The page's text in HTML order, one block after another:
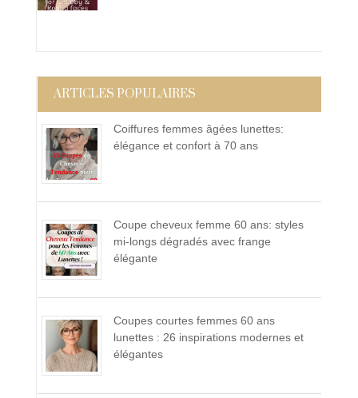
ARTICLES POPULAIRES
Coiffures femmes âgées lunettes:
élégance et confort à 70 ans
Coupe cheveux femme 60 ans: styles
mi-longs dégradés avec frange
élégante
Coupes courtes femmes 60 ans
lunettes : 26 inspirations modernes et
élégantes